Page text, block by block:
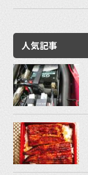
人気記事